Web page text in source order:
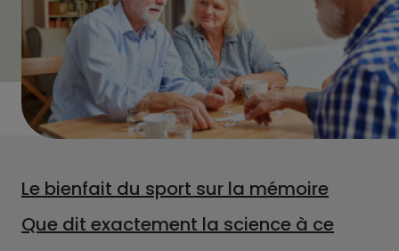
Le bienfait du sport sur la mémoire
Que dit exactement la science à ce